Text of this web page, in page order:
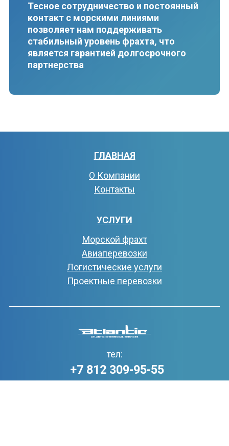
Тесное сотрудничество и постоянный
контакт с морскими линиями
позволяет нам поддерживать
стабильный уровень фрахта, что
является гарантией долгосрочного
партнерства
ГЛАВНАЯ
О Компании
Контакты
УСЛУГИ
Морской фрахт
Авиаперевозки
Логистические услуги
Проектные перевозки
тел:
+7 812 309-95-55